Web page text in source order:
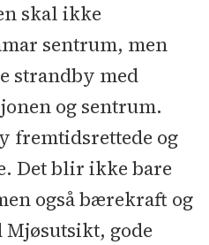
skal ikke
sentrum, men
strandby med
og sentrum.
fremtidsrettede og
Det blir ikke bare
også bærekraft og
gode